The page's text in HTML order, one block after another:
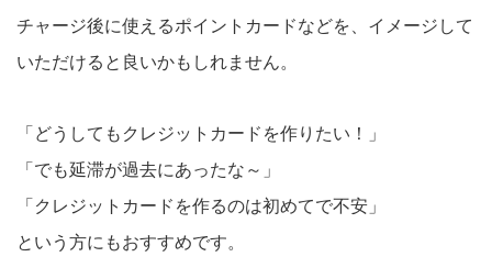
チャージ後に使えるポイントカードなどを、イメージして
いただけると良いかもしれません。
「どうしてもクレジットカードを作りたい！」
「でも延滞が過去にあったな～」
「クレジットカードを作るのは初めてで不安」
という方にもおすすめです。